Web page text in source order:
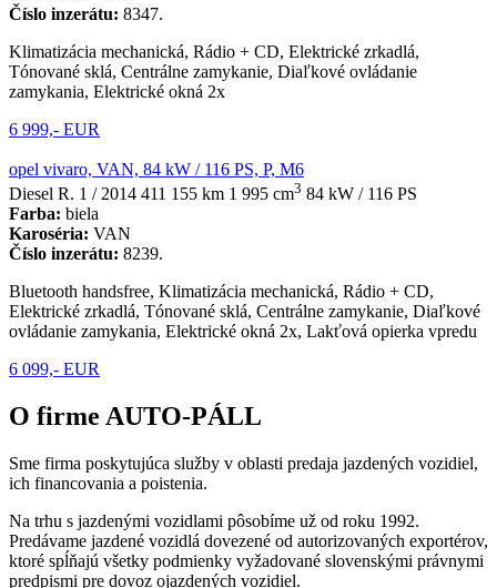
Číslo inzerátu: 8347.
Klimatizácia mechanická, Rádio + CD, Elektrické zrkadlá,
Tónované sklá, Centrálne zamykanie, Diaľkové ovládanie
zamykania, Elektrické okná 2x
6 999,- EUR
opel vivaro, VAN, 84 kW / 116 PS, P, M6
Diesel R. 1 / 2014 411 155 km 1 995 cm3 84 kW / 116 PS
Farba: biela
Karoséria: VAN
Číslo inzerátu: 8239.
Bluetooth handsfree, Klimatizácia mechanická, Rádio + CD,
Elektrické zrkadlá, Tónované sklá, Centrálne zamykanie, Diaľkové
ovládanie zamykania, Elektrické okná 2x, Lakťová opierka vpredu
6 099,- EUR
O firme AUTO-PÁLL
Sme firma poskytujúca služby v oblasti predaja jazdených vozidiel,
ich financovania a poistenia.
Na trhu s jazdenými vozidlami pôsobíme už od roku 1992.
Predávame jazdené vozidlá dovezené od autorizovaných exportérov,
ktoré spĺňajú všetky podmienky vyžadované slovenskými právnymi
predpismi pre dovoz ojazdených vozidiel.